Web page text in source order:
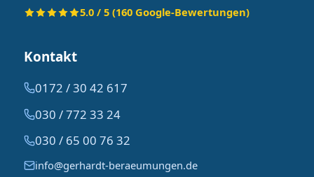
5.0 / 5 (160 Google-Bewertungen)
Kontakt
0172 / 30 42 617
030 / 772 33 24
030 / 65 00 76 32
info@gerhardt-beraeumungen.de